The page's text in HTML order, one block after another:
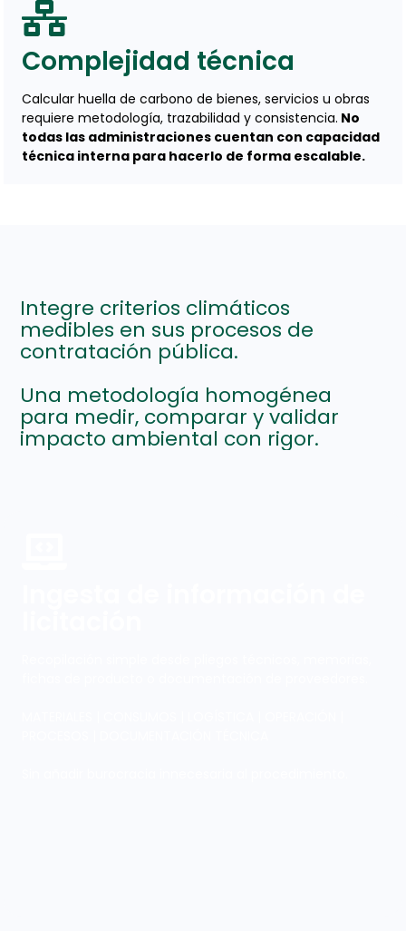
Complejidad técnica
Calcular huella de carbono de bienes, servicios u obras
requiere metodología, trazabilidad y consistencia. No
todas las administraciones cuentan con capacidad
técnica interna para hacerlo de forma escalable.
Integre criterios climáticos
medibles en sus procesos de
contratación pública.
Una metodología homogénea
para medir, comparar y validar
impacto ambiental con rigor.